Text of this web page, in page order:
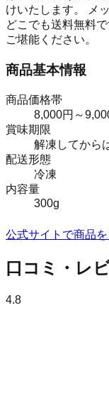
けいたします。 メ
どこでも送料無料
ご堪能ください。
商品基本情報
商品価格帯
8,000円～
賞味期限
解凍してから
配送形態
冷凍
内容量
300g
公式サイトで商品を
口コミ・レ
4.8